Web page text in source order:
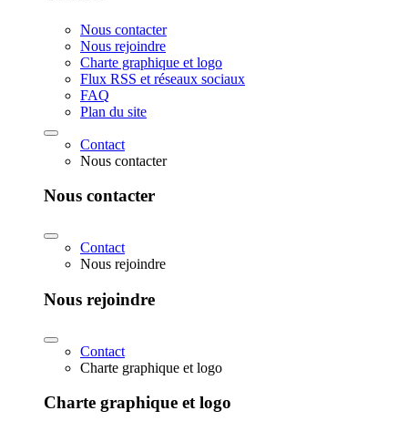
Nous contacter
Nous rejoindre
Charte graphique et logo
Flux RSS et réseaux sociaux
FAQ
Plan du site
Contact
Nous contacter
Nous contacter
Contact
Nous rejoindre
Nous rejoindre
Contact
Charte graphique et logo
Charte graphique et logo